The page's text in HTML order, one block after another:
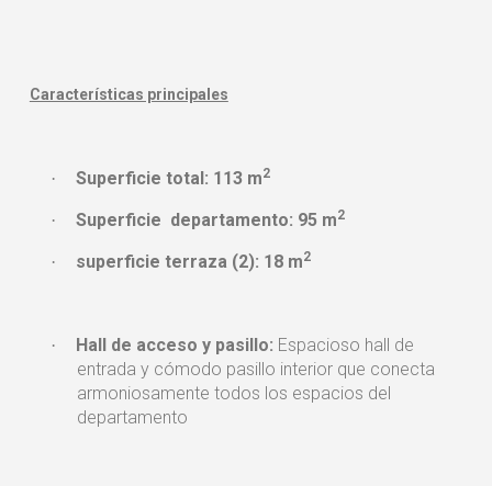
Características principales
· Superficie total: 113 m2
· Superficie departamento: 95 m2
· superficie terraza (2): 18 m2
· Hall de acceso y pasillo: Espacioso hall de
entrada y cómodo pasillo interior que conecta
armoniosamente todos los espacios del
departamento